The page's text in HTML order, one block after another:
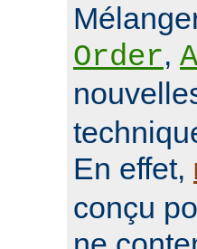
Order,
En effet,
conçu